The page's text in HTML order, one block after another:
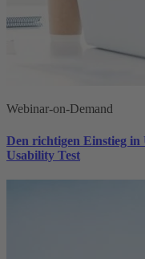
Webinar-on-Demand
Den richtigen Einstieg
Usability Test